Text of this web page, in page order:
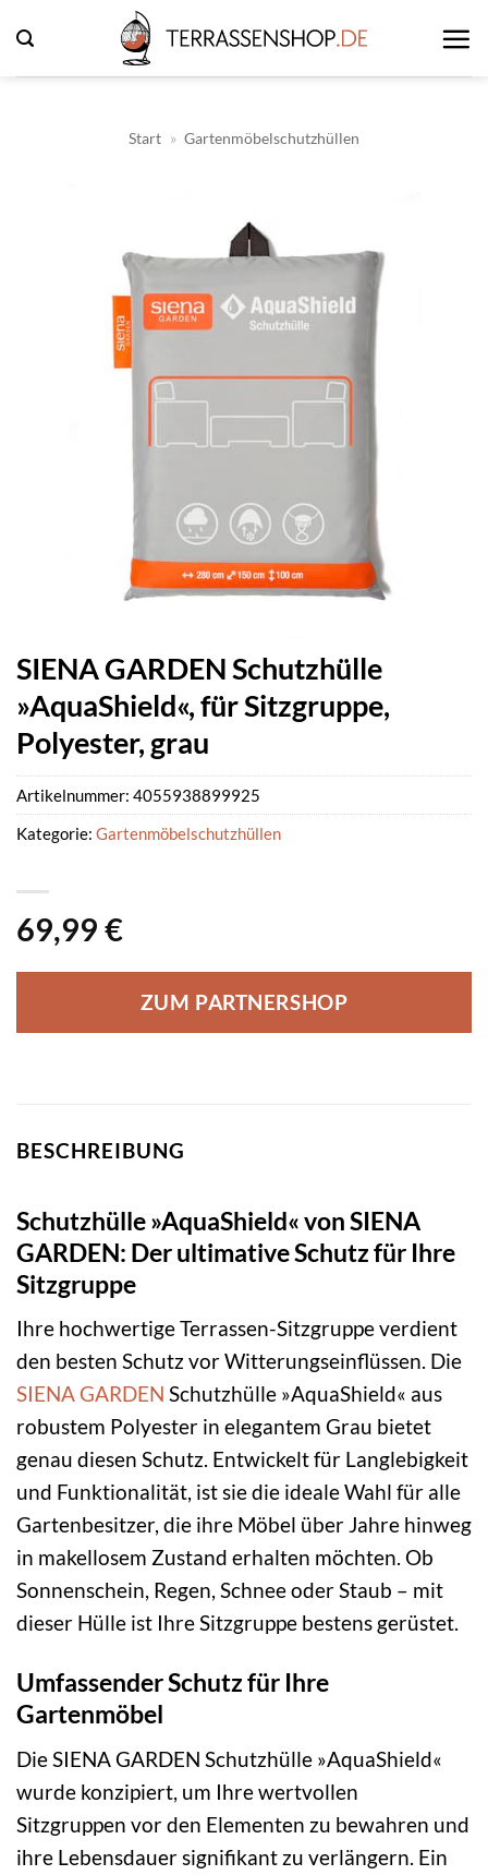
Inhalt
springen
Start » Gartenmöbelschutzhüllen
SIENA GARDEN Schutzhülle
»AquaShield«, für Sitzgruppe,
Polyester, grau
69,99 €
ZUM PARTNERSHOP
Artikelnummer: 4055938899925
Kategorie: Gartenmöbelschutzhüllen
BESCHREIBUNG
Schutzhülle »AquaShield« von SIENA
GARDEN: Der ultimative Schutz für Ihre
Sitzgruppe
Ihre hochwertige Terrassen-Sitzgruppe verdient
den besten Schutz vor Witterungseinflüssen. Die
SIENA GARDEN Schutzhülle »AquaShield« aus
robustem Polyester in elegantem Grau bietet
genau diesen Schutz. Entwickelt für Langlebigkeit
und Funktionalität, ist sie die ideale Wahl für alle
Gartenbesitzer, die ihre Möbel über Jahre hinweg
in makellosem Zustand erhalten möchten. Ob
Sonnenschein, Regen, Schnee oder Staub – mit
dieser Hülle ist Ihre Sitzgruppe bestens gerüstet.
Umfassender Schutz für Ihre
Gartenmöbel
Die SIENA GARDEN Schutzhülle »AquaShield«
wurde konzipiert, um Ihre wertvollen
Sitzgruppen vor den Elementen zu bewahren und
ihre Lebensdauer signifikant zu verlängern. Ein